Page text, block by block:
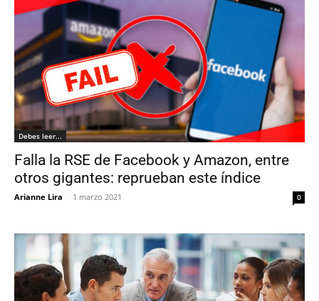
Debes leer...
Falla la RSE de Facebook y Amazon, entre
otros gigantes: reprueban este índice
Arianne Lira - 1 marzo 2021 0